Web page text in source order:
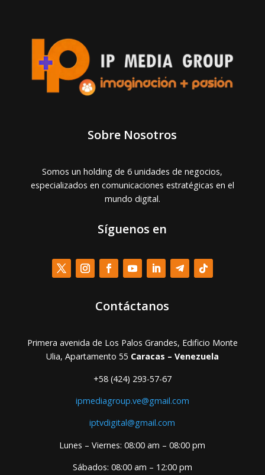
Sobre Nosotros
Somos un holding de 6 unidades de negocios,
especializados en comunicaciones estratégicas en el
mundo digital.
Síguenos en
Contáctanos
Primera avenida de Los Palos Grandes, Edificio Monte
Ulia, Apartamento 55 Caracas – Venezuela
+58 (424) 293-57-67
ipmediagroup.ve@gmail.com
iptvdigital@gmail.com
Lunes – Viernes: 08:00 am – 08:00 pm
Sábados: 08:00 am – 12:00 pm